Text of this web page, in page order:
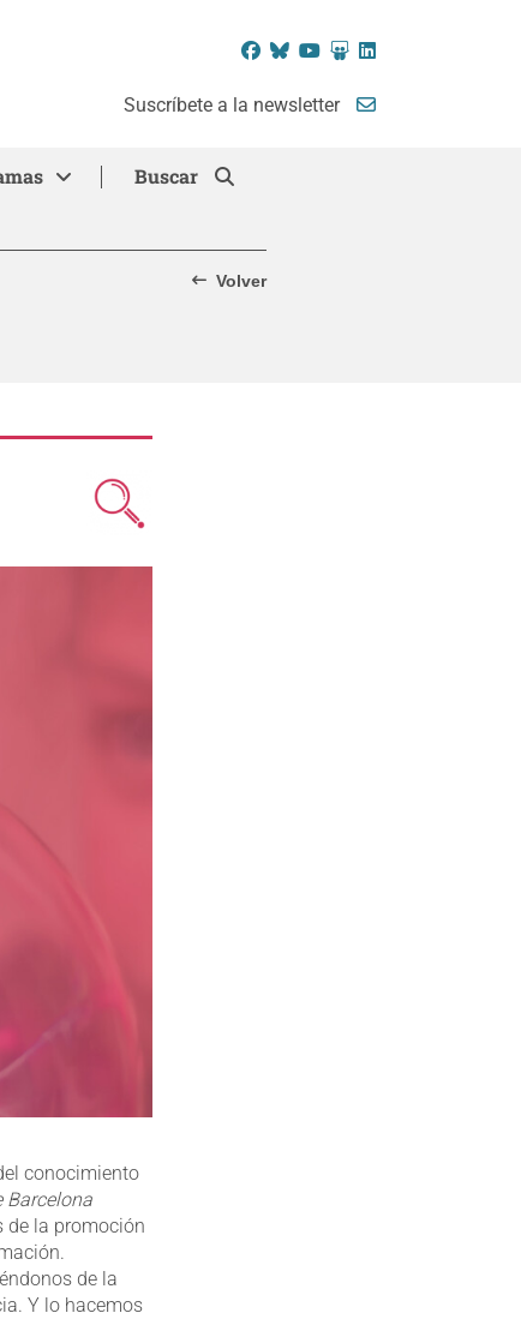
Facebook
BlueskyYouTube
SlideShare
LinkedIn
Suscríbete a la newsletter
Buscar
Volver
conocimiento
Barcelona
de la promoción
de la
Y lo hacemos